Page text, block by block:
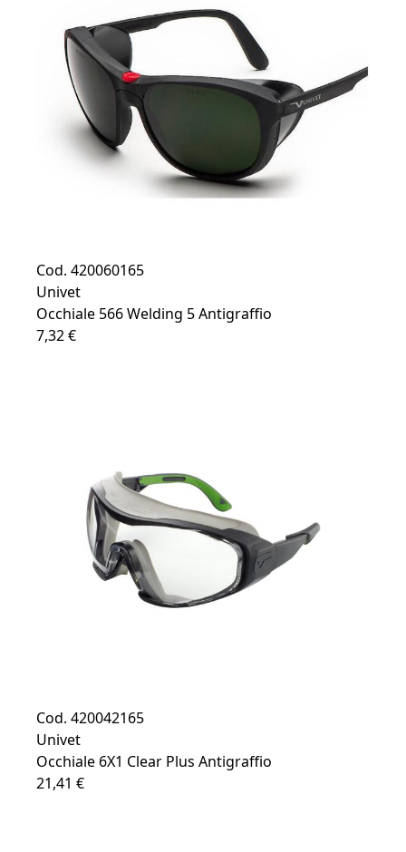
Cod. 420060165
Univet
Occhiale 566 Welding 5 Antigraffio
7,32 €
Cod. 420042165
Univet
Occhiale 6X1 Clear Plus Antigraffio
21,41 €